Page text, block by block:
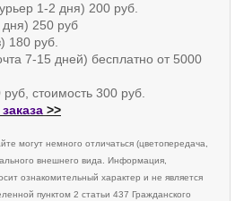
1-2 дня) 200 руб.
250 руб
180 руб.
7-15 дней) бесплатно от 5000
стоимость 300 руб.
>>
могут немного отличаться (цветопередача,
внешнего вида. Информация,
ознакомительный характер и не является
пунктом 2 статьи 437 Гражданского